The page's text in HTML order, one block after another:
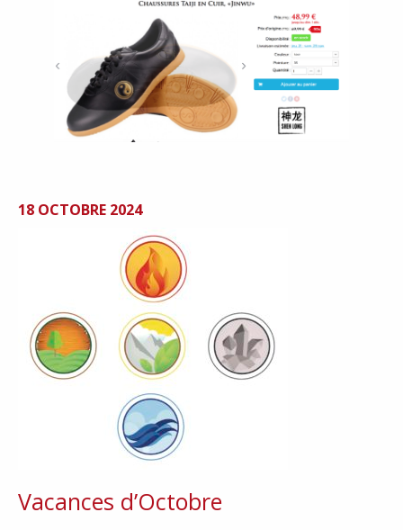
18 OCTOBRE 2024
Vacances d’Octobre